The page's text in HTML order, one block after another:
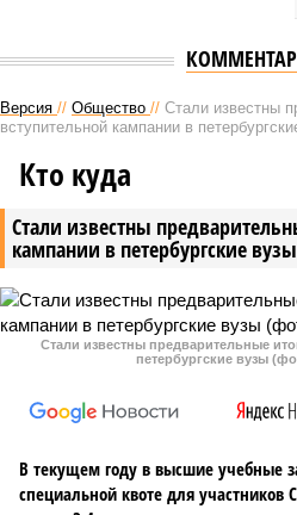
Версия // Общество // Стали известны
вступительной кампании в
Стали известны
кампании в петербургские вузы
Кто куда
Стали известны предварительные
петербургские вузы
В текущем году в высшие учебные
специальной квоте для участников